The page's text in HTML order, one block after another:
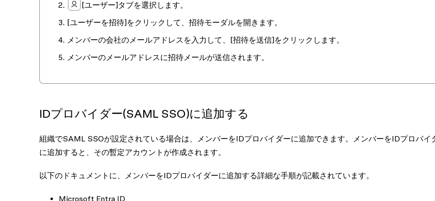
[ユーザー]タブを選択します。
[ユーザーを招待]をクリックして、招待モーダルを開きます。
メンバーの会社のメールアドレスを入力して、 [招待を送信]をクリックします。
メンバーのメールアドレスに招待メールが送信されます。
IDプロバイダー(SAML SSO)に追加する
組織でSAML SSOが設定されている場合は、メンバーをIDプロバイダーに追加できます。メンバーをIDプロバイ
に追加すると、その暫定アカウントが作成されます。
以下のドキュメントに、メンバーをIDプロバイダーに追加する詳細な手順が記載されています。
Microsoft Entra ID